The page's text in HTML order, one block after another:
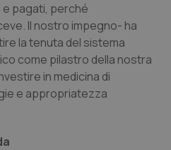
pagati, perché
Il nostro impegno- ha
la tenuta del sistema
come pilastro della nostra
in medicina di
e appropriatezza